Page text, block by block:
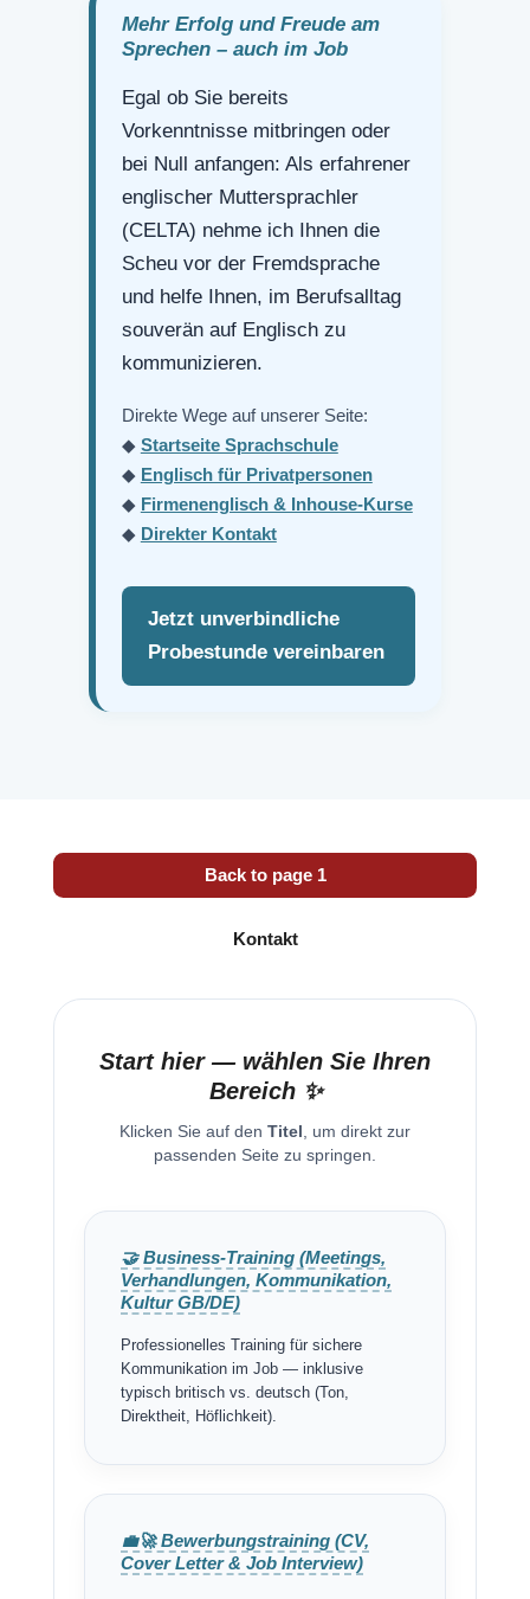
Mehr Erfolg und Freude am
Sprechen – auch im Job
Egal ob Sie bereits
Vorkenntnisse mitbringen oder
bei Null anfangen: Als erfahrener
englischer Muttersprachler
(CELTA) nehme ich Ihnen die
Scheu vor der Fremdsprache
und helfe Ihnen, im Berufsalltag
souverän auf Englisch zu
kommunizieren.
Direkte Wege auf unserer Seite:
◆ Startseite Sprachschule
◆ Englisch für Privatpersonen
◆ Firmenenglisch & Inhouse-Kurse
◆ Direkter Kontakt
Jetzt unverbindliche
Probestunde vereinbaren
Back to page 1
Kontakt
Start hier — wählen Sie Ihren
Bereich ✨
Klicken Sie auf den Titel , um direkt zur
passenden Seite zu springen.
🤝 Business-Training (Meetings,
Verhandlungen, Kommunikation,
Kultur GB/DE)
Professionelles Training für sichere
Kommunikation im Job — inklusive
typisch britisch vs. deutsch (Ton,
Direktheit, Höflichkeit).
💼🚀 Bewerbungstraining (CV,
Cover Letter & Job Interview)